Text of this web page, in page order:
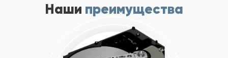
Наши преимущества